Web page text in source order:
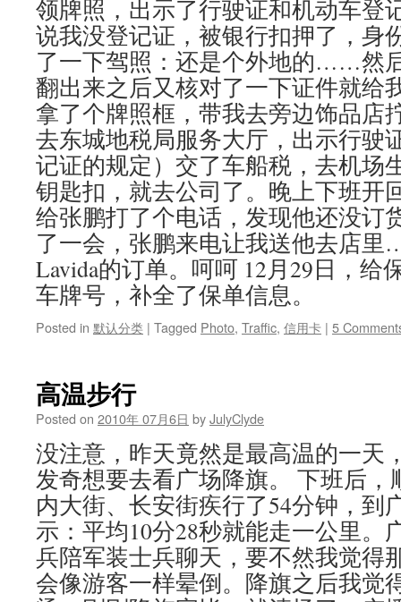
领牌照，出示了行驶证和机动车登
说我没登记证，被银行扣押了，身
了一下驾照：还是个外地的……然
翻出来之后又核对了一下证件就给
拿了个牌照框，带我去旁边饰品店
去东城地税局服务大厅，出示行驶
记证的规定）交了车船税，去机场
钥匙扣，就去公司了。晚上下班开
给张鹏打了个电话，发现他还没订
了一会，张鹏来电让我送他去店
Lavida的订单。呵呵 12月29日，给
车牌号，补全了保单信息。
Posted in 默认分类 | Tagged Photo, Traffic, 信用卡 | 5
高温步行
Posted on 2010年 07月6日 byJulyClyde
没注意，昨天竟然是最高温的一天
发奇想要去看广场降旗。 下班后
内大街、长安街疾行了54分钟，到
示：平均10分28秒就能走一公里。
兵陪军装士兵聊天，要不然我觉得
会像游客一样晕倒。降旗之后我觉